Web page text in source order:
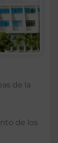
de la
de los